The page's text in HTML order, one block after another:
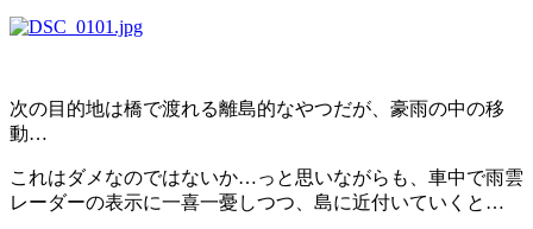
次の目的地は橋で渡れる離島的なやつだが、豪雨の中の移
動…
これはダメなのではないか…っと思いながらも、車中で雨雲
レーダーの表示に一喜一憂しつつ、島に近付いていくと…